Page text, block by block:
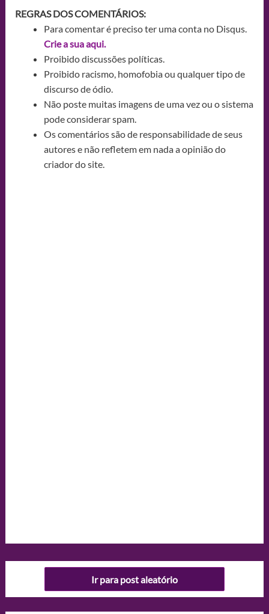
REGRAS DOS COMENTÁRIOS:
Para comentar é preciso ter uma conta no Disqus.
Crie a sua aqui.
Proibido discussões políticas.
Proibido racismo, homofobia ou qualquer tipo de
discurso de ódio.
Não poste muitas imagens de uma vez ou o sistema
pode considerar spam.
Os comentários são de responsabilidade de seus
autores e não refletem em nada a opinião do
criador do site.
Ir para post aleatório